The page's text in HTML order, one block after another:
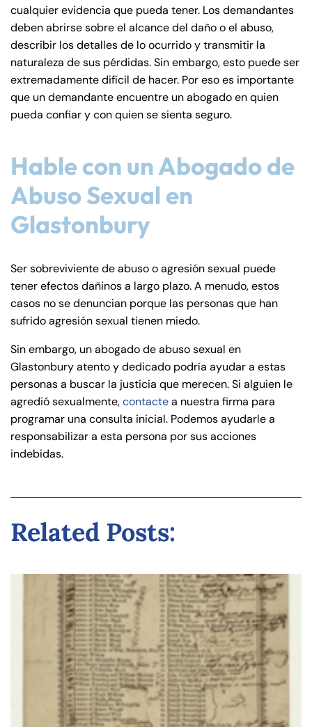
cualquier evidencia que pueda tener. Los demandantes
deben abrirse sobre el alcance del daño o el abuso,
describir los detalles de lo ocurrido y transmitir la
naturaleza de sus pérdidas. Sin embargo, esto puede ser
extremadamente difícil de hacer. Por eso es importante
que un demandante encuentre un abogado en quien
pueda confiar y con quien se sienta seguro.
Hable con un Abogado de
Abuso Sexual en
Glastonbury
Ser sobreviviente de abuso o agresión sexual puede
tener efectos dañinos a largo plazo. A menudo, estos
casos no se denuncian porque las personas que han
sufrido agresión sexual tienen miedo.
Sin embargo, un abogado de abuso sexual en
Glastonbury atento y dedicado podría ayudar a estas
personas a buscar la justicia que merecen. Si alguien le
agredió sexualmente,contactea nuestra firma para
programar una consulta inicial. Podemos ayudarle a
responsabilizar a esta persona por sus acciones
indebidas.
Related Posts: